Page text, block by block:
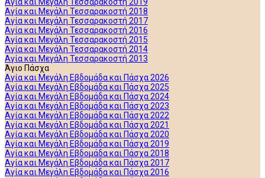
Αγία και Μεγάλη Τεσσαρακοστή 2018
Αγία και Μεγάλη Τεσσαρακοστή 2017
Αγία και Μεγάλη Τεσσαρακοστή 2016
Αγία και Μεγάλη Τεσσαρακοστή 2015
Αγία και Μεγάλη Τεσσαρακοστή 2014
Αγία και Μεγάλη Τεσσαρακοστή 2013
Άγιο Πάσχα
Αγία και Μεγάλη Εβδομάδα και Πάσχα 2026
Αγία και Μεγάλη Εβδομάδα και Πάσχα 2025
Αγία και Μεγάλη Εβδομάδα και Πάσχα 2024
Αγία και Μεγάλη Εβδομάδα και Πάσχα 2023
Αγία και Μεγάλη Εβδομάδα και Πάσχα 2022
Αγία και Μεγάλη Εβδομάδα και Πάσχα 2021
Αγία και Μεγάλη Εβδομάδα και Πάσχα 2020
Αγία και Μεγάλη Εβδομάδα και Πάσχα 2019
Αγία και Μεγάλη Εβδομάδα και Πάσχα 2018
Αγία και Μεγάλη Εβδομάδα και Πάσχα 2017
Αγία και Μεγάλη Εβδομάδα και Πάσχα 2016